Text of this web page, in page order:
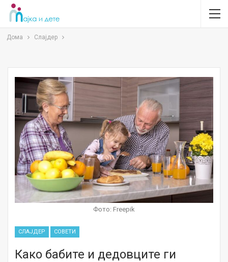
Дома Слајдер
Фото: Freepik
СЛАЈДЕР СОВЕТИ
Како бабите и дедовците ги